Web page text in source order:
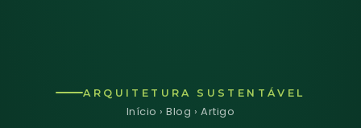
ARQUITETURA SUSTENTÁVEL
Início ›Blog › Artigo